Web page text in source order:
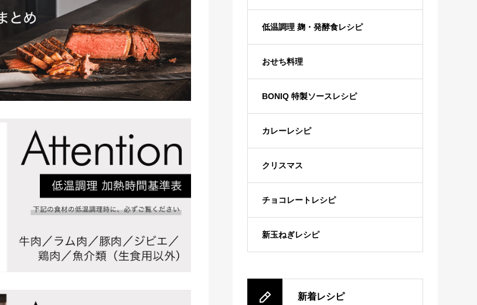
低温調理 麹・発酵食レシピ
おせち料理
BONIQ 特製ソースレシピ
カレーレシピ
クリスマス
チョコレートレシピ
新玉ねぎレシピ
新着レシピ